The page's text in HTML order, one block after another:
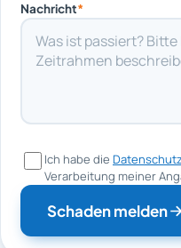
Nachricht*
Ich habe die
Verarbeitung meiner
Schaden melden